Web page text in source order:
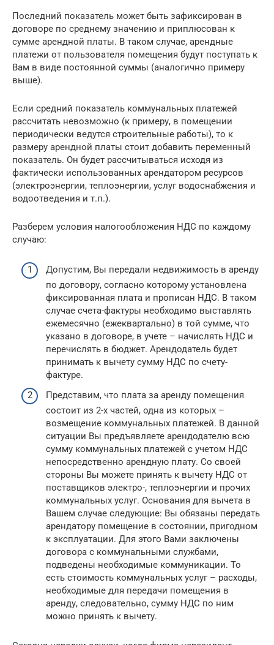
Последний показатель может быть зафиксирован в
договоре по среднему значению и приплюсован к
сумме арендной платы. В таком случае, арендные
платежи от пользователя помещения будут поступать к
Вам в виде постоянной суммы (аналогично примеру
выше).
Если средний показатель коммунальных платежей
рассчитать невозможно (к примеру, в помещении
периодически ведутся строительные работы), то к
размеру арендной платы стоит добавить переменный
показатель. Он будет рассчитываться исходя из
фактически использованных арендатором ресурсов
(электроэнергии, теплоэнергии, услуг водоснабжения и
водоотведения и т.п.).
Разберем условия налогообложения НДС по каждому
случаю:
Допустим, Вы передали недвижимость в аренду
по договору, согласно которому установлена
фиксированная плата и прописан НДС. В таком
случае счета-фактуры необходимо выставлять
ежемесячно (ежеквартально) в той сумме, что
указано в договоре, в учете – начислять НДС и
перечислять в бюджет. Арендодатель будет
принимать к вычету сумму НДС по счету-
фактуре.
Представим, что плата за аренду помещения
состоит из 2-х частей, одна из которых –
возмещение коммунальных платежей. В данной
ситуации Вы предъявляете арендодателю всю
сумму коммунальных платежей с учетом НДС
непосредственно арендную плату. Со своей
стороны Вы можете принять к вычету НДС от
поставщиков электро-, теплоэнергии и прочих
коммунальных услуг. Основания для вычета в
Вашем случае следующие: Вы обязаны передать
арендатору помещение в состоянии, пригодном
к эксплуатации. Для этого Вами заключены
договора с коммунальными службами,
подведены необходимые коммуникации. То
есть стоимость коммунальных услуг – расходы,
необходимые для передачи помещения в
аренду, следовательно, сумму НДС по ним
можно принять к вычету.